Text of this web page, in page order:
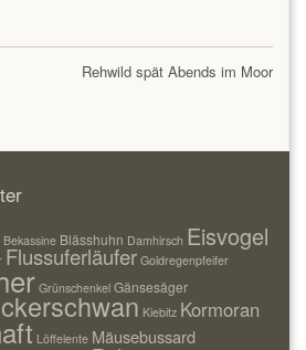
Rehwild spät Abends im Moor
Bekassine Blässhuhn Damhirsch Eisvogel
Flussuferläufer Goldregenpfeifer
Grünschenkel Gänsesäger
Kiebitz Kormoran
Löffelente Mäusebussard